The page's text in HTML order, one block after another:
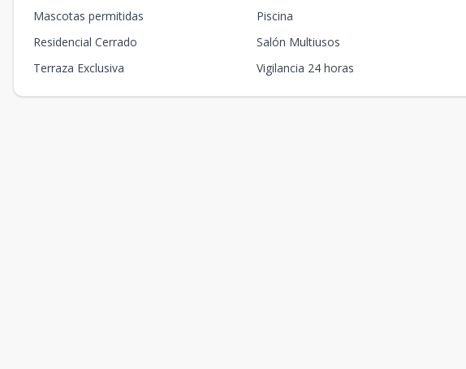
Mascotas permitidas
Piscina
Residencial Cerrado
Salón Multiusos
Terraza Exclusiva
Vigilancia 24 horas